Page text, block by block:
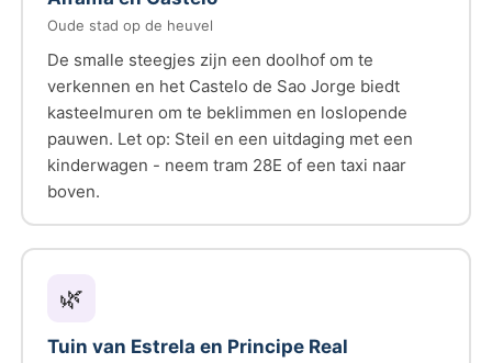
Oude stad op de heuvel
De smalle steegjes zijn een doolhof om te
verkennen en het Castelo de Sao Jorge biedt
kasteelmuren om te beklimmen en loslopende
pauwen. Let op: Steil en een uitdaging met een
kinderwagen - neem tram 28E of een taxi naar
boven.
🌿
Tuin van Estrela en Principe Real